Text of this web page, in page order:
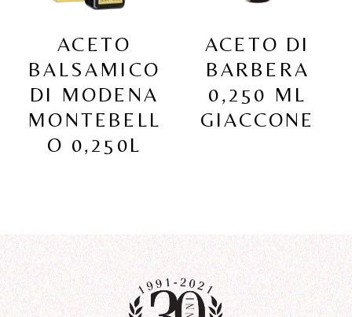
ACETO
BALSAMICO
DI MODENA
MONTEBELL
O 0,250L
ACETO DI
BARBERA
0,250 ML
GIACCONE